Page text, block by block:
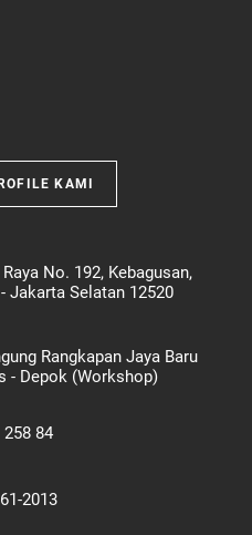
KAMI
No. 192, Kebagusan,
Jakarta Selatan 12520
Rangkapan Jaya Baru
- Depok (Workshop)
258 84
2013